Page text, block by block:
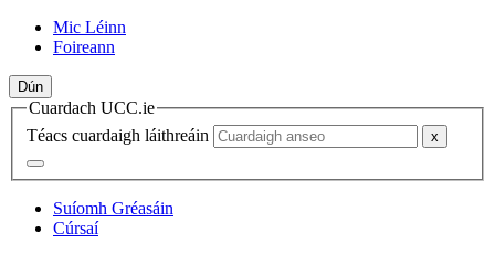
Mic Léinn
Foireann
Dún
Cuardach UCC.ie
Téacs cuardaigh láithreáin
Suíomh Gréasáin
Cúrsaí